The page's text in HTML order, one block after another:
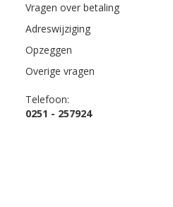
Vragen over betaling
Adreswijziging
Opzeggen
Overige vragen
Telefoon:
0251 - 257924